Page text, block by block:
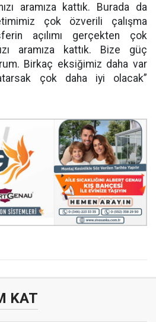
aramıza kattık. Burada da
çok özverili çalışma
açılımı gerçekten çok
aramıza kattık. Bize güç
Birkaç eksiğimiz daha var
çok daha iyi olacak”
KAT